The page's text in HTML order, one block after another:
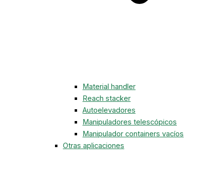
Material handler
Reach stacker
Autoelevadores
Manipuladores telescópicos
Manipulador containers vacíos
Otras aplicaciones